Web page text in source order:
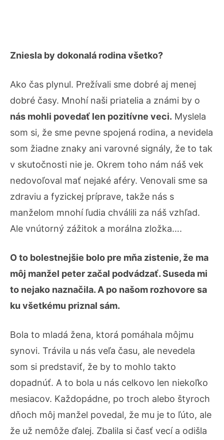
Zniesla by dokonalá rodina všetko?
Ako čas plynul. Prežívali sme dobré aj menej
dobré časy. Mnohí naši priatelia a známi by o
nás mohli povedať len pozitívne veci. Myslela
som si, že sme pevne spojená rodina, a nevidela
som žiadne znaky ani varovné signály, že to tak
v skutočnosti nie je. Okrem toho nám náš vek
nedovoľoval mať nejaké aféry. Venovali sme sa
zdraviu a fyzickej príprave, takže nás s
manželom mnohí ľudia chválili za náš vzhľad.
Ale vnútorný zážitok a morálna zložka….
O to bolestnejšie bolo pre mňa zistenie, že ma
môj manžel peter začal podvádzať. Suseda mi
to nejako naznačila. A po našom rozhovore sa
ku všetkému priznal sám.
Bola to mladá žena, ktorá pomáhala môjmu
synovi. Trávila u nás veľa času, ale nevedela
som si predstaviť, že by to mohlo takto
dopadnúť. A to bola u nás celkovo len niekoľko
mesiacov. Každopádne, po troch alebo štyroch
dňoch môj manžel povedal, že mu je to ľúto, ale
že už nemôže ďalej. Zbalila si časť vecí a odišla